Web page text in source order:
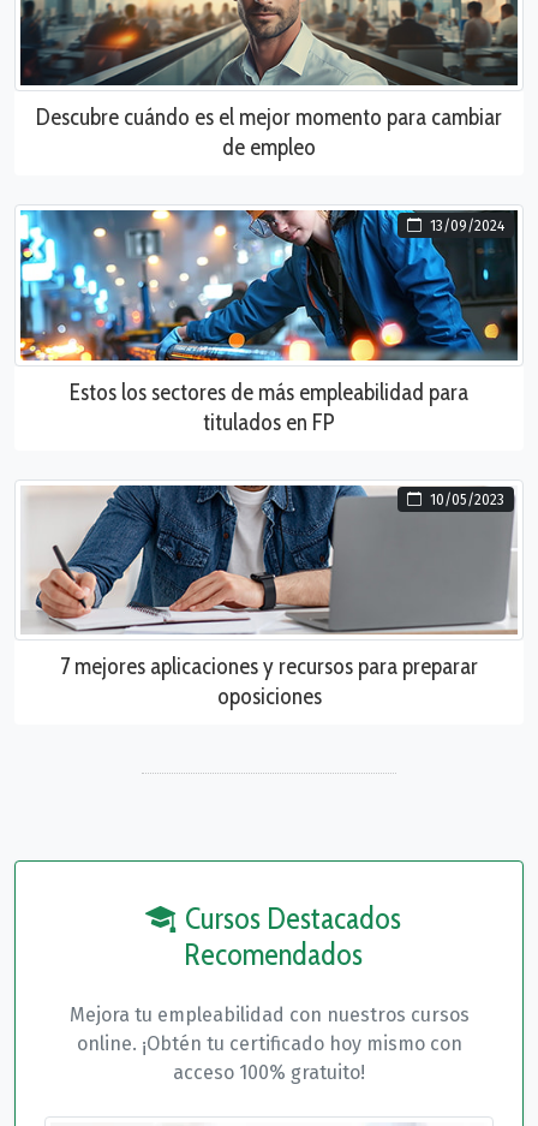
Descubre cuándo es el mejor momento para cambiar
de empleo
13/09/2024
Estos los sectores de más empleabilidad para
titulados en FP
10/05/2023
7 mejores aplicaciones y recursos para preparar
oposiciones
Cursos Destacados
Recomendados
Mejora tu empleabilidad con nuestros cursos
online. ¡Obtén tu certificado hoy mismo con
acceso 100% gratuito!